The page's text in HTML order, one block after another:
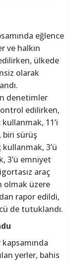
eğlence
ve halkın
ülkede
olarak
denetimler
edilirken,
kullanmak, 11’i
biri sürüş
3’ü
3’ü emniyet
araç
olmak üzere
rapor edildi,
de tutuklandı.
yerler, bahis